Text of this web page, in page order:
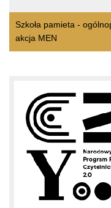
Szkoła pamieta -
akcja MEN